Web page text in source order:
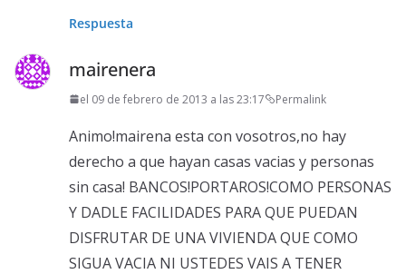
Respuesta
mairenera
el 09 de febrero de 2013 a las 23:17 Permalink
Animo!mairena esta con vosotros,no hay
derecho a que hayan casas vacias y personas
sin casa! BANCOS!PORTAROS!COMO PERSONAS
Y DADLE FACILIDADES PARA QUE PUEDAN
DISFRUTAR DE UNA VIVIENDA QUE COMO
SIGUA VACIA NI USTEDES VAIS A TENER